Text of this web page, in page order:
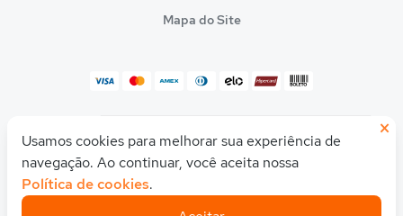
Olá! Quer uma ajudinha para descobrir seu
curso ou faculdade ideal?
Mapa do Site
© 2026 Quero Educação
CNPJ 10.542.212/0001-54
×
Usamos cookies para melhorar sua experiência de
navegação. Ao continuar, você aceita nossa
Política de cookies.